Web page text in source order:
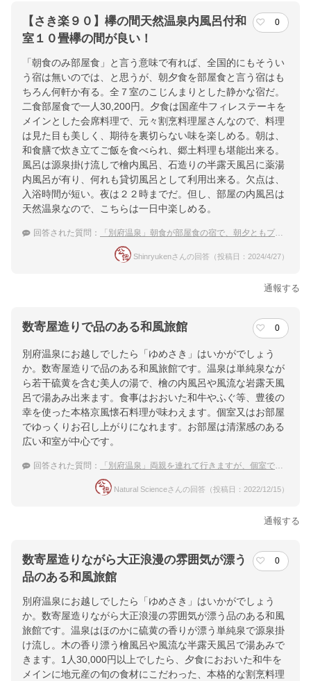
【さき楽９０】欅の間天然温泉内風呂付和
室１０畳欅の間が良い！
0
「朝食のみ部屋食」と言う意味で有れば、全国的にもそうい
う宿は無いのでは、と思うが、朝夕食を部屋食と言う宿はも
ちろん何軒か有る。全７室のこじんまりとした静かな宿だ。
二食部屋食で一人30,200円。夕食は国産牛フィレステーキを
メインとした会席料理で、元々割烹料理屋さんなので、料理
は見た目も美しく、期待を裏切らない味を楽しめる。朝は、
和食膳で炊き立てご飯を食べられ、郷土料理も堪能出来る。
風呂は源泉掛け流しで檜内風呂、石造りの半露天風呂に薬湯
内風呂が有り、何れも貸切風呂として利用出来る。欠点は、
入浴時間が短い。夜は２２時までだ。但し、部屋の内風呂は
天然温泉なので、こちらは一日中楽しめる。
回答された質問： 「別府温泉」朝食が部屋食の宿で、朝夕ともプライベートに楽しみたい
Shinryukenさんの回答（投稿日：2024/4/27）
通報する
数寄屋造りで品のある和風旅館 0
別府温泉にお越しでしたら「ゆめさき」はいかがでしょう
か。数寄屋造りで品のある和風旅館です。温泉は単純泉なが
ら若干硫黄を含む美人の湯で、檜の内風呂や風流な岩露天風
呂で湯あみ出来ます。食事はおおいた和牛やふぐ等、豊後の
幸を使った本格京風懐石料理が味わえます。個室又はお部屋
でゆっくりお召し上がりになれます。お部屋は清潔感のある
広い和室が中心です。
回答された質問： 「別府温泉」両親を連れて行きますが、個室で食事、和室でのんびり出来る宿
Natural Scienceさんの回答（投稿日：2022/12/15）
通報する
数寄屋造りながら大正浪漫の雰囲気が漂う
品のある和風旅館
0
別府温泉にお越しでしたら「ゆめさき」はいかがでしょう
か。数寄屋造りながら大正浪漫の雰囲気が漂う品のある和風
旅館です。温泉はほのかに硫黄の香りが漂う単純泉で源泉掛
け流し。木の香り漂う檜風呂や風流な半露天風呂で湯あみで
きます。1人30,000円以上でしたら、夕食におおいた和牛を
メインに地元産の旬の食材にこだわった、本格的な割烹料理